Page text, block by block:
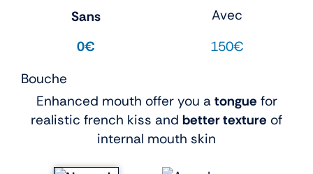
Sans
0€
Avec
150€
Bouche
Enhanced mouth offer you a tongue for
realistic french kiss and better texture of
internal mouth skin